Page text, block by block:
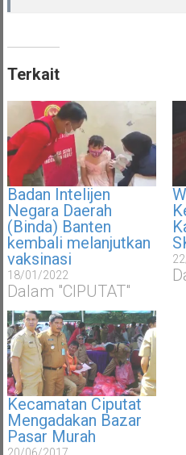
Terkait
Badan Intelijen
Negara Daerah
(Binda) Banten
kembali melanjutkan
vaksinasi
18/01/2022
Dalam "CIPUTAT"
Kecamatan Ciputat
Mengadakan Bazar
Pasar Murah
20/06/2017